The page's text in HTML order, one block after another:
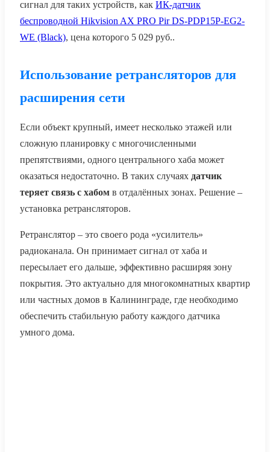
сигнал для таких устройств, как ИК-датчик
беспроводной Hikvision AX PRO Pir DS-PDP15P-EG2-
WE (Black), цена которого 5 029 руб..
Использование ретрансляторов для
расширения сети
Если объект крупный, имеет несколько этажей или
сложную планировку с многочисленными
препятствиями, одного центрального хаба может
оказаться недостаточно. В таких случаях датчик
теряет связь с хабом в отдалённых зонах. Решение –
установка ретрансляторов.
Ретранслятор – это своего рода «усилитель»
радиоканала. Он принимает сигнал от хаба и
пересылает его дальше, эффективно расширяя зону
покрытия. Это актуально для многокомнатных квартир
или частных домов в Калининграде, где необходимо
обеспечить стабильную работу каждого датчика
умного дома.